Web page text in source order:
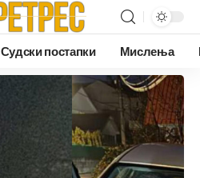
Судски постапки Мислења